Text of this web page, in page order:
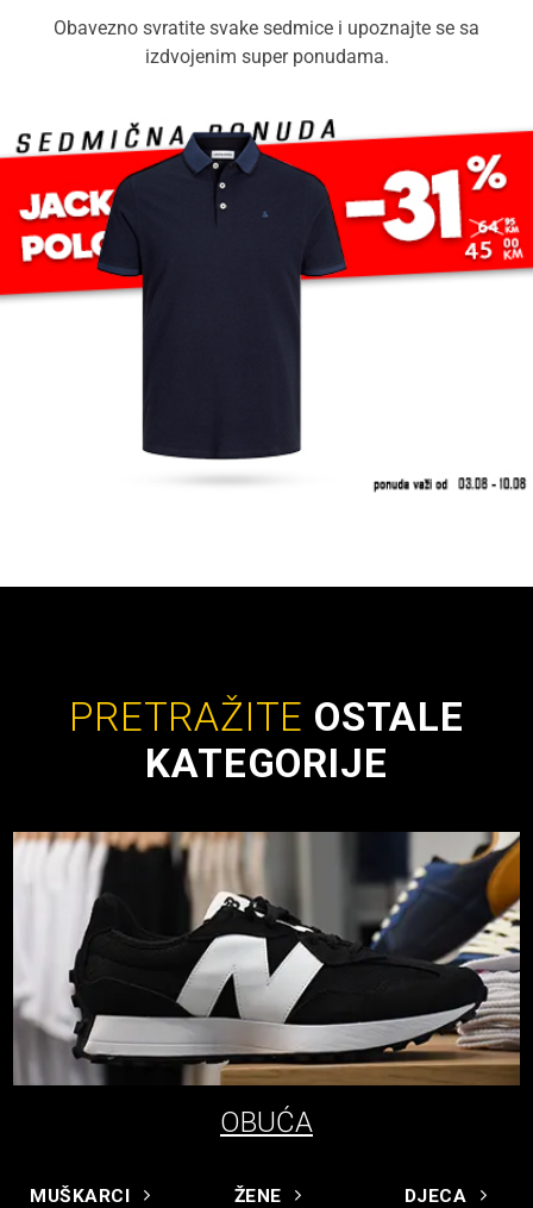
Obavezno svratite svake sedmice i upoznajte se sa
izdvojenim super ponudama.
PRETRAŽITE OSTALE
KATEGORIJE
OBUĆA
MUŠKARCI ŽENE DJECA